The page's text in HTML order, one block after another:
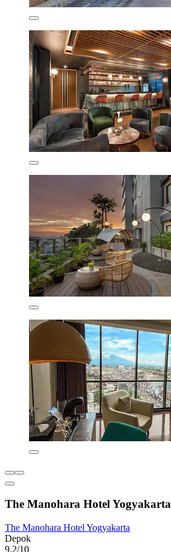
The Manohara Hotel Yogyakarta
The Manohara Hotel Yogyakarta
Depok
9,2/10